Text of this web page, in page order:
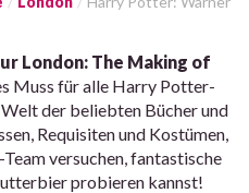
London: The Making of
Muss für alle Harry Potter-
der beliebten Bücher und
Requisiten und Kostümen,
versuchen, fantastische
probieren kannst!